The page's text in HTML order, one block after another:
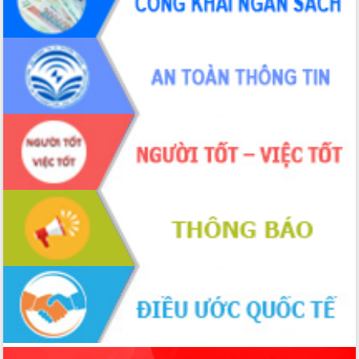
ứng để giữ vững thị trường xuất khẩu
Diễn đàn Kinh tế tư nhân Việt Nam đột
phá cơ chế - Hợp tác công tư
Đề án 06 tạo bước ngoặt đột phá trong
cải cách hành chính tỉnh Đắk Lắk
Kết nối tour, đẩy mạnh chuyển đổi số
để phát triển du lịch Đắk Lắk
Khởi động Dự án Đầu tư xây dựng hạ
tầng kỹ thuật Cụm công nghiệp Tân
Tiến
Gặp mặt các cơ quan báo chí nhân Kỷ
niệm 101 năm Ngày Báo chí Cách
mạng Việt Nam
Đắk Lắk sơ kết 4 năm triển khai thực
hiện Đề án 06 của Chính phủ
Họp báo thông tin về Hội nghị Công bố
Quy hoạch và Xúc tiến đầu tư tỉnh Đắk
Lắk
Khơi thông điểm nghẽn, đẩy nhanh
giải ngân vốn khắc phục thiên tai